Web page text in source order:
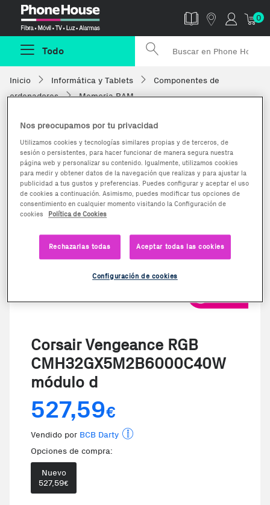
0
Todo
Inicio Informática y Tablets
Componentes de
ordenadores
Memoria RAM
Corsair Vengeance RGB
CMH32GX5M2B6000C40W
módulo d
527,59€
Vendido por BCB Darty
Opciones de compra:
Nuevo
527,59€
Nos preocupamos por tu privacidad
Utilizamos cookies y tecnologías similares propias y de terceros, de
sesión o persistentes, para hacer funcionar de manera segura nuestra
página web y personalizar su contenido. Igualmente, utilizamos cookies
para medir y obtener datos de la navegación que realizas y para ajustar la
publicidad a tus gustos y preferencias. Puedes configurar y aceptar el uso
de cookies a continuación. Asimismo, puedes modificar tus opciones de
consentimiento en cualquier momento visitando la Configuración de
cookies
Política de Cookies
Rechazarlas todas Aceptar todas las cookies
Configuración de cookies